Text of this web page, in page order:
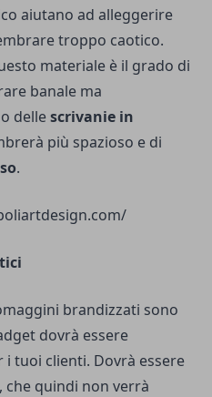
aiutano ad alleggerire
troppo caotico.
materiale è il grado di
banale ma
dellescrivanie in
più spazioso e di
.
brandizzati sono
dovrà essere
i tuoi clienti. Dovrà essere
quindi non verrà